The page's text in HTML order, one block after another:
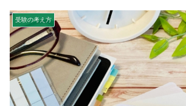
受験の考え方